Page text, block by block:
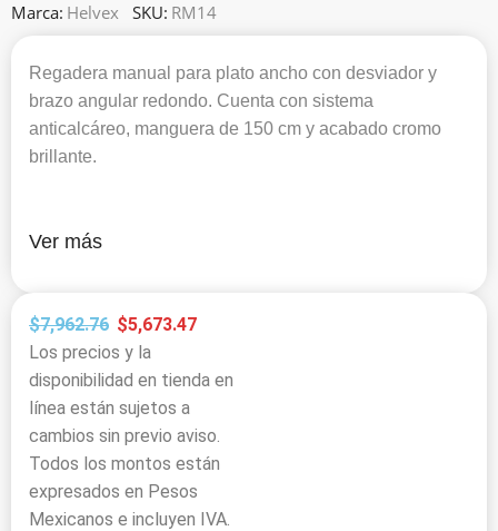
Marca: Helvex SKU: RM14
Regadera manual para plato ancho con desviador y
brazo angular redondo. Cuenta con sistema
anticalcáreo, manguera de 150 cm y acabado cromo
brillante.
Ver más
$7,962.76 $5,673.47
Los precios y la
disponibilidad en tienda en
línea están sujetos a
cambios sin previo aviso.
Todos los montos están
expresados en Pesos
Mexicanos e incluyen IVA.